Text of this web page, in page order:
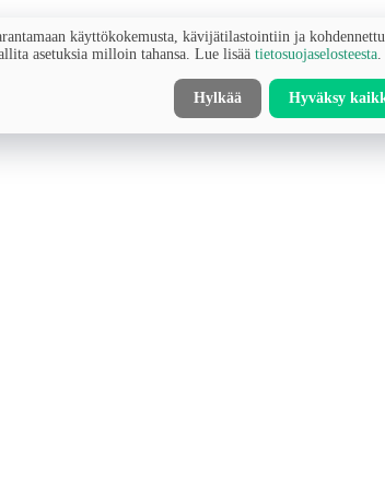
käyttökokemusta, kävijätilastointiin ja
asetuksia milloin tahansa. Lue lisää tietosuojaselosteesta
Hylkää Hyväksy